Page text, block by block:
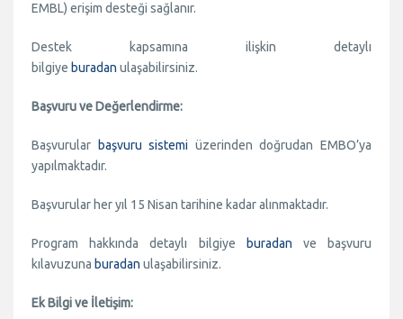
EMBL) erişim desteği sağlanır.
Destek kapsamına ilişkin detaylı
bilgiye buradan ulaşabilirsiniz.
Başvuru ve Değerlendirme:
Başvurular başvuru sistemi üzerinden doğrudan EMBO’ya
yapılmaktadır.
Başvurular her yıl 15 Nisan tarihine kadar alınmaktadır.
Program hakkında detaylı bilgiye buradan ve başvuru
kılavuzuna buradan ulaşabilirsiniz.
Ek Bilgi ve İletişim: